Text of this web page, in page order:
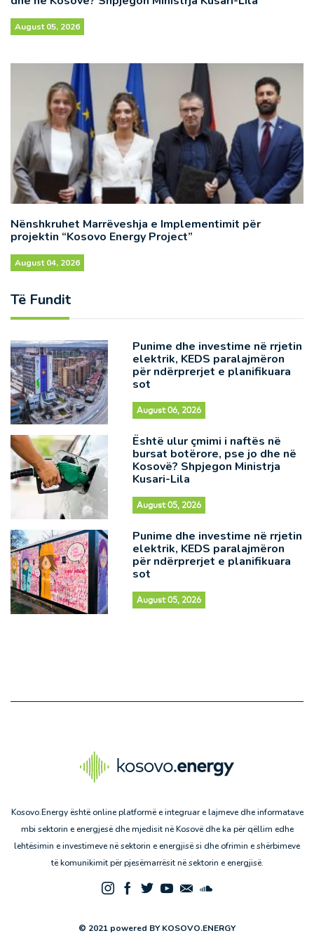
August 05, 2026
Nënshkruhet Marrëveshja e Implementimit për
projektin “Kosovo Energy Project”
August 04, 2026
Të Fundit
Punime dhe investime në rrjetin
elektrik, KEDS paralajmëron
për ndërprerjet e planifikuara
sot
August 06, 2026
Është ulur çmimi i naftës në
bursat botërore, pse jo dhe në
Kosovë? Shpjegon Ministrja
Kusari-Lila
August 05, 2026
Punime dhe investime në rrjetin
elektrik, KEDS paralajmëron
për ndërprerjet e planifikuara
sot
August 05, 2026
Kosovo.Energy është online platformë e integruar e lajmeve dhe informatave
mbi sektorin e energjesë dhe mjedisit në Kosovë dhe ka për qëllim edhe
lehtësimin e investimeve në sektorin e energjisë si dhe ofrimin e shërbimeve
të komunikimit për pjesëmarrësit në sektorin e energjisë.
© 2021 powered BY KOSOVO.ENERGY